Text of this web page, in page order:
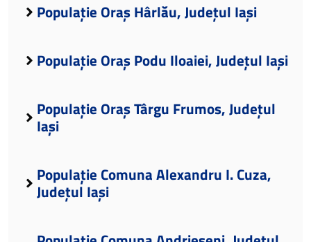
Populație Oraș Hârlău, Județul Iași
Populație Oraș Podu Iloaiei, Județul Iași
Populație Oraș Târgu Frumos, Județul
Iași
Populație Comuna Alexandru I. Cuza,
Județul Iași